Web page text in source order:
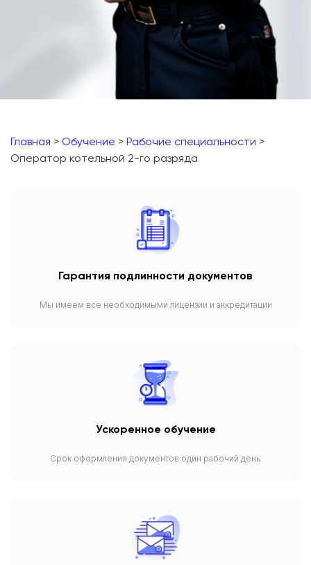
Главная > Обучение > Рабочие специальности >
Оператор котельной 2-го разряда
Гарантия подлинности документов
Мы имеем все необходимыми лицензии и аккредитации
Ускоренное обучение
Срок оформления документов один рабочий день